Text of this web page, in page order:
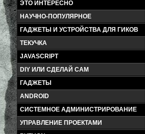
ЭТО ИНТЕРЕСНО
НАУЧНО-ПОПУЛЯРНОЕ
ГАДЖЕТЫ И УСТРОЙСТВА ДЛЯ ГИКОВ
ТЕКУЧКА
JAVASCRIPT
DIY ИЛИ СДЕЛАЙ САМ
ГАДЖЕТЫ
ANDROID
СИСТЕМНОЕ АДМИНИСТРИРОВАНИЕ
УПРАВЛЕНИЕ ПРОЕКТАМИ